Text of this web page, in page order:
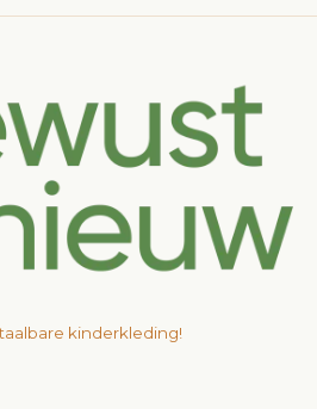
kinderkleding!